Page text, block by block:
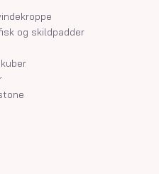
og skildpadder